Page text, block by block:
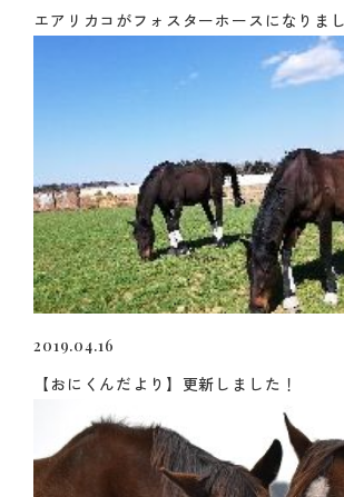
エアリカコがフォスターホースになりま
2019.04.16
【おにくんだより】更新しました！